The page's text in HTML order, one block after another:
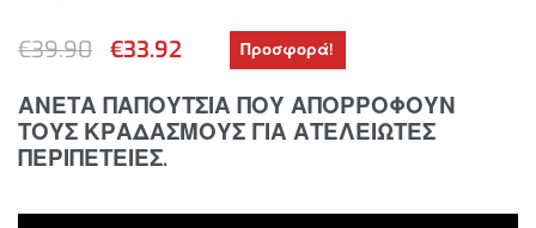
€39.90 €33.92 Προσφορά!
ΑΝΕΤΑ ΠΑΠΟΥΤΣΙΑ ΠΟΥ ΑΠΟΡΡΟΦΟΥΝ
ΤΟΥΣ ΚΡΑΔΑΣΜΟΥΣ ΓΙΑ ΑΤΕΛΕΙΩΤΕΣ
ΠΕΡΙΠΕΤΕΙΕΣ.